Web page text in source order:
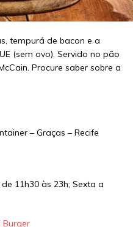
tempurá de bacon e a
(sem ovo). Servido no pão
Procure saber sobre a
– Graças – Recife
11h30 às 23h; Sexta a
Burger